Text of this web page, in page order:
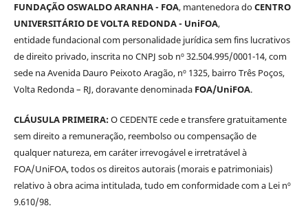
FUNDAÇÃO OSWALDO ARANHA - FOA, mantenedora doCENTRO
UNIVERSITÁRIO DE VOLTA REDONDA - UniFOA,
entidade fundacional com personalidade jurídica sem fins lucrativos
de direito privado, inscrita no CNPJ sob nº 32.504.995/0001-14, com
sede na Avenida Dauro Peixoto Aragão, nº 1325, bairro Três Poços,
Volta Redonda – RJ, doravante denominada FOA/UniFOA.
CLÁUSULA PRIMEIRA:O CEDENTE cede e transfere gratuitamente
sem direito a remuneração, reembolso ou compensação de
qualquer natureza, em caráter irrevogável e irretratável à
FOA/UniFOA, todos os direitos autorais (morais e patrimoniais)
relativo à obra acima intitulada, tudo em conformidade com a Lei nº
9.610/98.